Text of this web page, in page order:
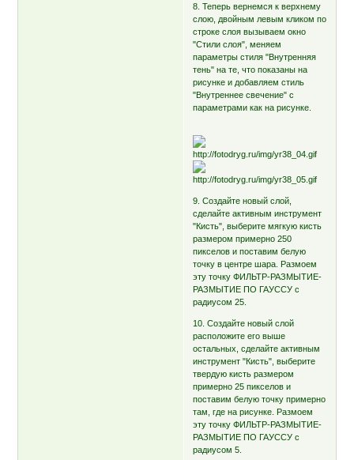
8. Теперь вернемся к верхнему
слою, двойным левым кликом по
строке слоя вызываем окно
"Стили слоя", меняем
параметры стиля "Внутренняя
тень" на те, что показаны на
рисунке и добавляем стиль
"Внутреннее свечение" с
параметрами как на рисунке.
9. Создайте новый слой,
сделайте активным инструмент
"Кисть", выберите мягкую кисть
размером примерно 250
пикселов и поставим белую
точку в центре шара. Размоем
эту точку ФИЛЬТР-РАЗМЫТИЕ-
РАЗМЫТИЕ ПО ГАУССУ с
радиусом 25.
10. Создайте новый слой
расположите его выше
остальных, сделайте активным
инструмент "Кисть", выберите
твердую кисть размером
примерно 25 пикселов и
поставим белую точку примерно
там, где на рисунке. Размоем
эту точку ФИЛЬТР-РАЗМЫТИЕ-
РАЗМЫТИЕ ПО ГАУССУ с
радиусом 5.